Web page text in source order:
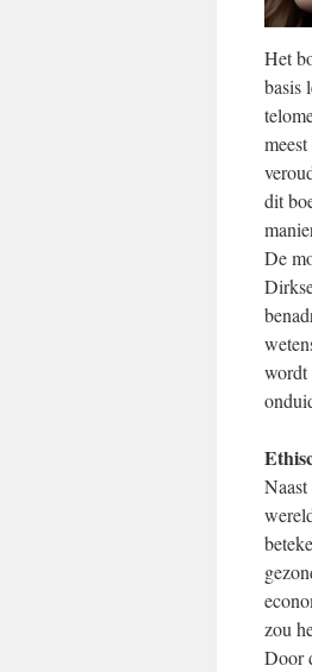
Het
basis
dit
De
wordt
zou
Door